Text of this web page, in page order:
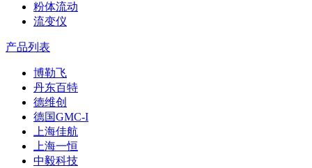
粉体流动
流变仪
产品列表
博勒飞
丹东百特
德维创
德国GMC-I
上海佳航
上海一恒
中毅科技